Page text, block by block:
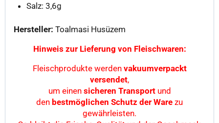
Salz: 3,6g
Hersteller: Toalmasi Husüzem
Hinweis zur Lieferung von Fleischwaren:
Fleischprodukte werden vakuumverpackt
versendet,
um einen sicheren Transportund
den bestmöglichen Schutz der Ware zu
gewährleisten.